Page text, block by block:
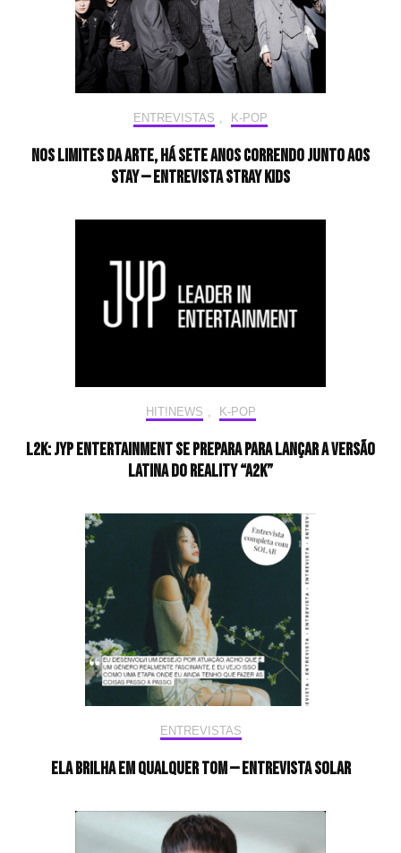
ENTREVISTAS , K-POP
Nos limites da arte, há sete anos correndo junto aos
STAY — Entrevista Stray Kids
HIT!NEWS K-POP
L2K: JYP Entertainment se prepara para lançar a versão
latina do reality “A2K”
ENTREVISTAS
Ela brilha em qualquer tom — Entrevista Solar